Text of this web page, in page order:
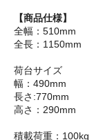
【商品仕様】
全幅：510mm
全長：1150mm
荷台サイズ
幅：490mm
長さ:770mm
高さ：290mm
積載荷重：100kg